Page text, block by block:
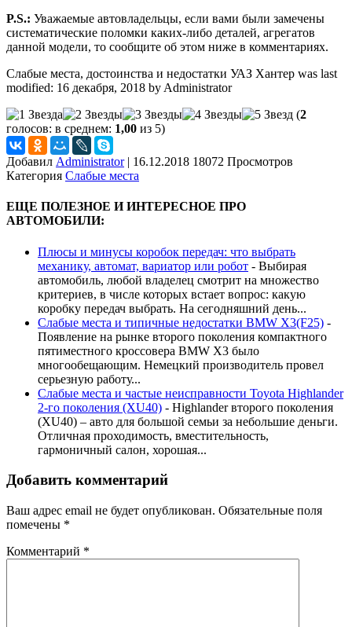
P.S.: Уважаемые автовладельцы, если вами были замечены
систематические поломки каких-либо деталей, агрегатов
данной модели, то сообщите об этом ниже в комментариях.
Слабые места, достоинства и недостатки УАЗ Хантер was last
modified: 16 декабря, 2018 by Administrator
(2
голосов: в среднем: 1,00 из 5)
Добавил Administrator | 16.12.2018 18072 Просмотров
Категория Слабые места
ЕЩЕ ПОЛЕЗНОЕ И ИНТЕРЕСНОЕ ПРО
АВТОМОБИЛИ:
Плюсы и минусы коробок передач: что выбрать
механику, автомат, вариатор или робот - Выбирая
автомобиль, любой владелец смотрит на множество
критериев, в числе которых встает вопрос: какую
коробку передач выбрать. На сегодняшний день...
Слабые места и типичные недостатки BMW X3(F25) -
Появление на рынке второго поколения компактного
пятиместного кроссовера BMW X3 было
многообещающим. Немецкий производитель провел
серьезную работу...
Слабые места и частые неисправности Toyota Highlander
2-го поколения (XU40) - Highlander второго поколения
(XU40) – авто для большой семьи за небольшие деньги.
Отличная проходимость, вместительность,
гармоничный салон, хорошая...
Добавить комментарий
Ваш адрес email не будет опубликован. Обязательные поля
помечены *
Комментарий *